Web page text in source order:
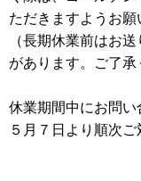
ただきますようお願
（長期休業前はお
があります。ご了承
休業期間中にお問い
５月７日より順次ご